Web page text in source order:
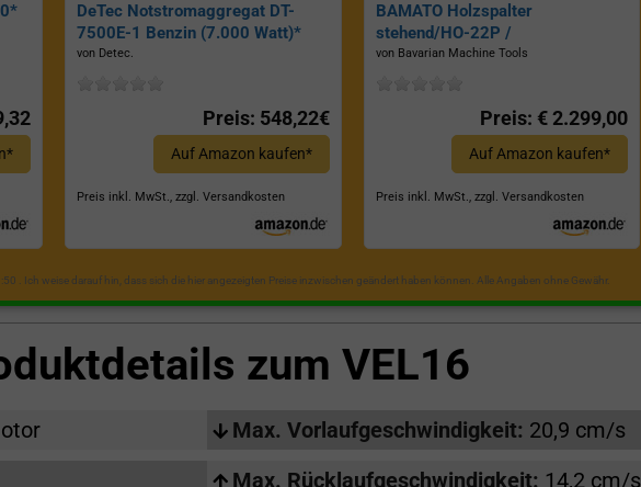
DeTec Notstromaggregat DT-
7500E-1 Benzin (7.000 Watt)*
von Detec.
Preis: 548,22€
Auf Amazon kaufen*
Preis inkl. MwSt., zzgl. Versandkosten
BAMATO Holzspalter
stehend/HO-22P /
Zapfwellenantrieb, Inkl.
von Bavarian Machine Tools
Preis: € 2.299,00
Auf Amazon kaufen*
Preis inkl. MwSt., zzgl. Versandkosten
. Ich weise darauf hin, dass sich die hier angezeigten Preise inzwischen geändert haben können. Alle Angaben ohne Gewähr.
zum VEL16
Max. Vorlaufgeschwindigkeit: 20,9 cm/s
Max. Rücklaufgeschwindigkeit: 14,2 cm/s